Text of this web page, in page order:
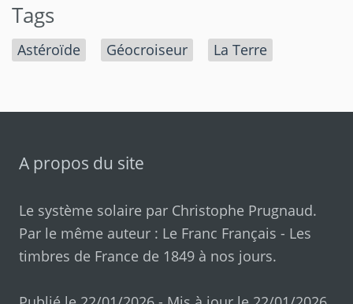
Tags
Astéroïde Géocroiseur La Terre
A propos du site
Le système solaire par Christophe Prugnaud.
Par le même auteur : Le Franc Français - Les
timbres de France de 1849 à nos jours.